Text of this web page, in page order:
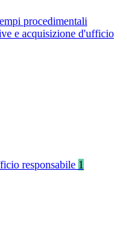
procedimentali
e acquisizione d'ufficio
responsabile 1